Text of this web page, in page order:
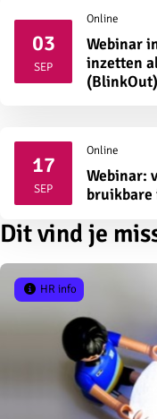
03
SEP2026
Online
Webinar
inzetten
(BlinkOut)
17
SEP2026
Online
Webinar:
Dit vind je
HR info